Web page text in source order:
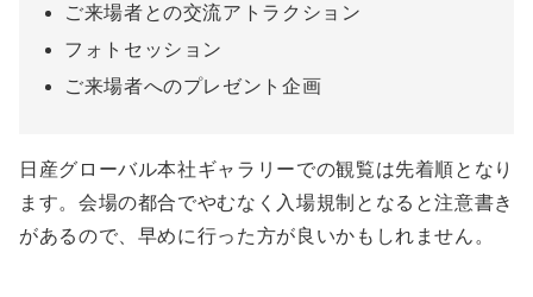
ご来場者との交流アトラクション
フォトセッション
ご来場者へのプレゼント企画
日産グローバル本社ギャラリーでの観覧は先着順となり
ます。会場の都合でやむなく入場規制となると注意書き
があるので、早めに行った方が良いかもしれません。